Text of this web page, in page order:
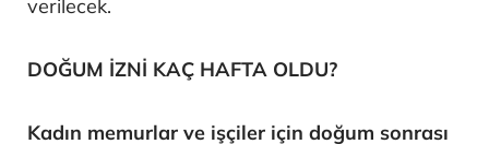
verilecek.
DOĞUM İZNİ KAÇ HAFTA OLDU?
Kadın memurlar ve işçiler için doğum sonrası